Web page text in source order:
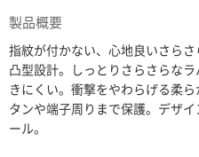
製品概要
指紋が付かない、心地良いさら
凸型設計。しっとりさらさらな
きにくい。衝撃をやわらげる柔
タンや端子周りまで保護。デザ
ール。